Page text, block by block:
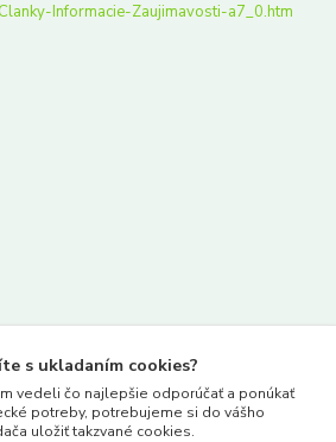
Informacie-Zaujimavosti-a7_0.htm
s ukladaním cookies?
vedeli čo najlepšie odporúčať a ponúkať
potreby, potrebujeme si do vášho
uložiť takzvané cookies.